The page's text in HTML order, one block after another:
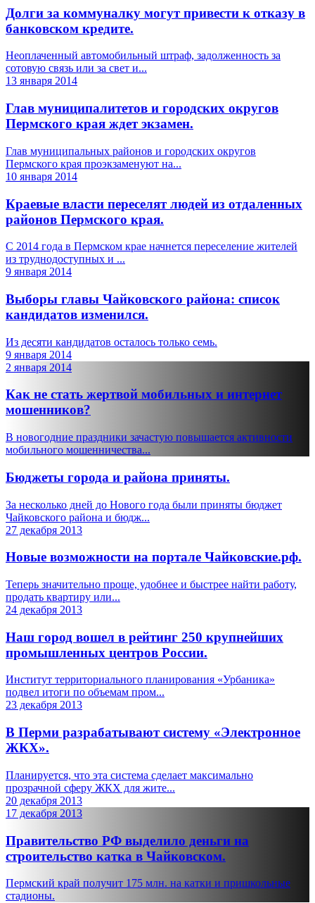
Долги за коммуналку могут привести к отказу в
банковском кредите.
Неоплаченный автомобильный штраф, задолженность за
сотовую связь или за свет и...
13 января 2014
Глав муниципалитетов и городских округов
Пермского края ждет экзамен.
Глав муниципальных районов и городских округов
Пермского края проэкзаменуют на...
10 января 2014
Краевые власти переселят людей из отдаленных
районов Пермского края.
С 2014 года в Пермском крае начнется переселение жителей
из труднодоступных и ...
9 января 2014
Выборы главы Чайковского района: список
кандидатов изменился.
Из десяти кандидатов осталось только семь.
9 января 2014
2 января 2014
Как не стать жертвой мобильных и интернет
мошенников?
В новогодние праздники зачастую повышается активности
мобильного мошенничества...
Бюджеты города и района приняты.
За несколько дней до Нового года были приняты бюджет
Чайковского района и бюдж...
27 декабря 2013
Новые возможности на портале Чайковские.рф.
Теперь значительно проще, удобнее и быстрее найти работу,
продать квартиру или...
24 декабря 2013
Наш город вошел в рейтинг 250 крупнейших
промышленных центров России.
Институт территориального планирования «Урбаника»
подвел итоги по объемам пром...
23 декабря 2013
В Перми разрабатывают систему «Электронное
ЖКХ».
Планируется, что эта система сделает максимально
прозрачной сферу ЖКХ для жите...
20 декабря 2013
17 декабря 2013
Правительство РФ выделило деньги на
строительство катка в Чайковском.
Пермский край получит 175 млн. на катки и пришкольные
стадионы.